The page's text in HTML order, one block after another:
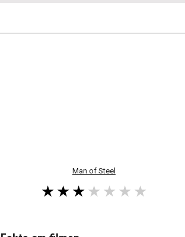
Man of Steel